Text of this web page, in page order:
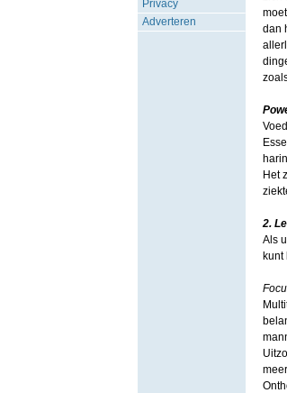
Privacy
Adverteren
dan
Het
2.
Als
kunt